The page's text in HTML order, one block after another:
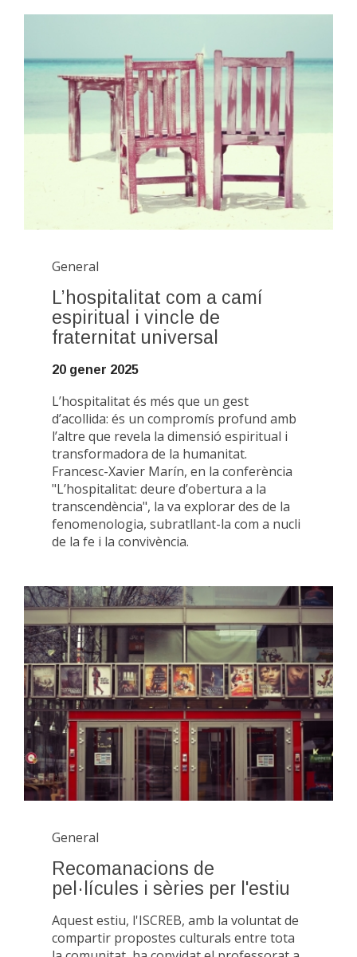
General
L’hospitalitat com a camí
espiritual i vincle de
fraternitat universal
20 gener 2025
L’hospitalitat és més que un gest
d’acollida: és un compromís profund amb
l’altre que revela la dimensió espiritual i
transformadora de la humanitat.
Francesc-Xavier Marín, en la conferència
"L’hospitalitat: deure d’obertura a la
transcendència", la va explorar des de la
fenomenologia, subratllant-la com a nucli
de la fe i la convivència.
General
Recomanacions de
pel·lícules i sèries per l'estiu
Aquest estiu, l'ISCREB, amb la voluntat de
compartir propostes culturals entre tota